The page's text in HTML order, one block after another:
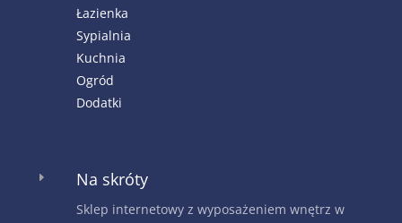
Łazienka
Sypialnia
Kuchnia
Ogród
Dodatki
E Na skróty
Sklep internetowy z wyposażeniem wnętrz w